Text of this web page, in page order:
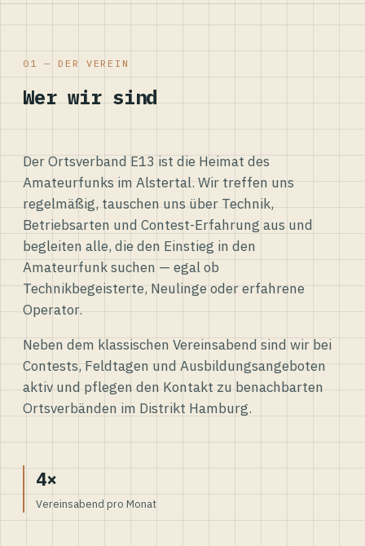
01 — DER VEREIN
Wer wir sind
Der Ortsverband E13 ist die Heimat des
Amateurfunks im Alstertal. Wir treffen uns
regelmäßig, tauschen uns über Technik,
Betriebsarten und Contest-Erfahrung aus und
begleiten alle, die den Einstieg in den
Amateurfunk suchen — egal ob
Technikbegeisterte, Neulinge oder erfahrene
Operator.
Neben dem klassischen Vereinsabend sind wir bei
Contests, Feldtagen und Ausbildungsangeboten
aktiv und pflegen den Kontakt zu benachbarten
Ortsverbänden im Distrikt Hamburg.
4×
Vereinsabend pro Monat